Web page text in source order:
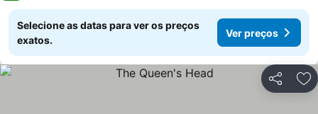
Selecione as datas para ver os preços
exatos.
Ver preços
Partilhar